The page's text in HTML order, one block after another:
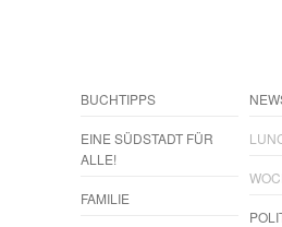
BUCHTIPPS
EINE SÜDSTADT FÜR
ALLE!
FAMILIE